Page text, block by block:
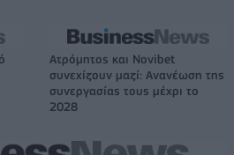
Ατρόμητος και Novibet
συνεχίζουν μαζί: Ανανέωση της
συνεργασίας τους μέχρι το
2028